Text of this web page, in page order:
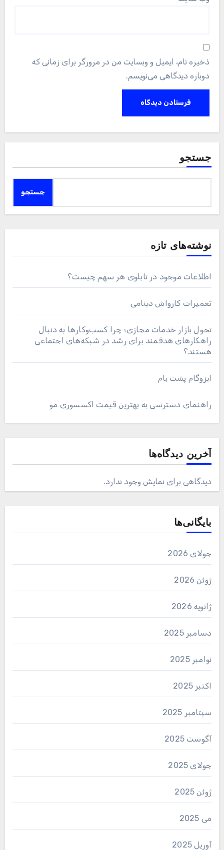
ذخیره نام، ایمیل و وبسایت من در مرورگر برای زمانی که
دوباره دیدگاهی می‌نویسم.
جستجو
جستجو
نوشته‌های تازه
اطلاعات موجود در تابلوی هر سهم چیست؟
تعمیرات کارواش دینامی
تحول بازار خدمات مجازی؛ چرا کسب‌وکارها به دنبال
راهکارهای هدفمند برای رشد در شبکه‌های اجتماعی
هستند؟
ایزوگام پشت بام
راهنمای دسترسی به بهترین قیمت اکسسوری مو
آخرین دیدگاه‌ها
دیدگاهی برای نمایش وجود ندارد.
بایگانی‌ها
جولای 2026
ژوئن 2026
ژانویه 2026
دسامبر 2025
نوامبر 2025
اکتبر 2025
سپتامبر 2025
آگوست 2025
جولای 2025
ژوئن 2025
می 2025
آوریل 2025